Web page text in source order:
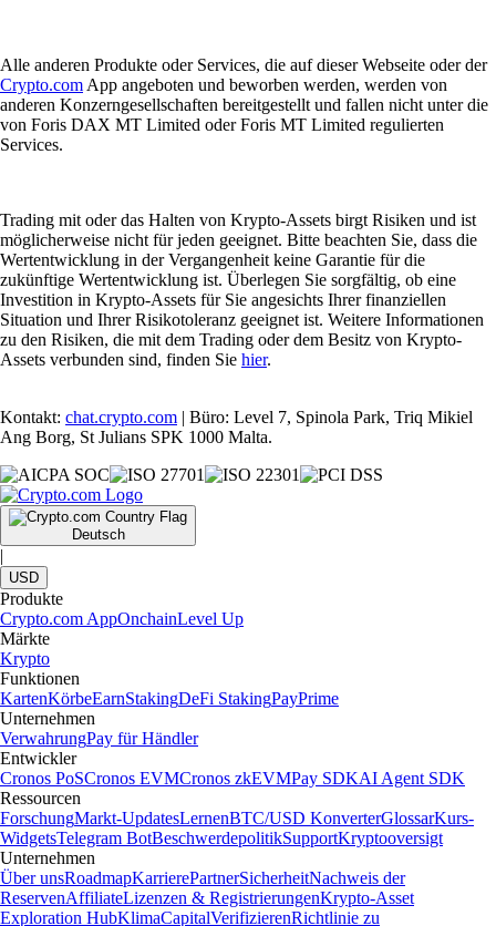
Alle anderen Produkte oder Services, die auf dieser Webseite oder der
Crypto.com App angeboten und beworben werden, werden von
anderen Konzerngesellschaften bereitgestellt und fallen nicht unter die
von Foris DAX MT Limited oder Foris MT Limited regulierten
Services.
Trading mit oder das Halten von Krypto-Assets birgt Risiken und ist
möglicherweise nicht für jeden geeignet. Bitte beachten Sie, dass die
Wertentwicklung in der Vergangenheit keine Garantie für die
zukünftige Wertentwicklung ist. Überlegen Sie sorgfältig, ob eine
Investition in Krypto-Assets für Sie angesichts Ihrer finanziellen
Situation und Ihrer Risikotoleranz geeignet ist. Weitere Informationen
zu den Risiken, die mit dem Trading oder dem Besitz von Krypto-
Assets verbunden sind, finden Sie hier.
Kontakt: chat.crypto.com | Büro: Level 7, Spinola Park, Triq Mikiel
Ang Borg, St Julians SPK 1000 Malta.
Deutsch
|
USD
Produkte
Crypto.com AppOnchainLevel Up
Märkte
Krypto
Funktionen
KartenKörbeEarnStakingDeFi StakingPayPrime
Unternehmen
VerwahrungPay für Händler
Entwickler
Cronos PoSCronos EVMCronos zkEVMPay SDKAI Agent SDK
Ressourcen
ForschungMarkt-UpdatesLernenBTC/USD KonverterGlossarKurs-
WidgetsTelegram BotBeschwerdepolitikSupportKryptooversigt
Unternehmen
Über unsRoadmapKarrierePartnerSicherheitNachweis der
ReservenAffiliateLizenzen & RegistrierungenKrypto-Asset
Exploration HubKlimaCapitalVerifizierenRichtlinie zu